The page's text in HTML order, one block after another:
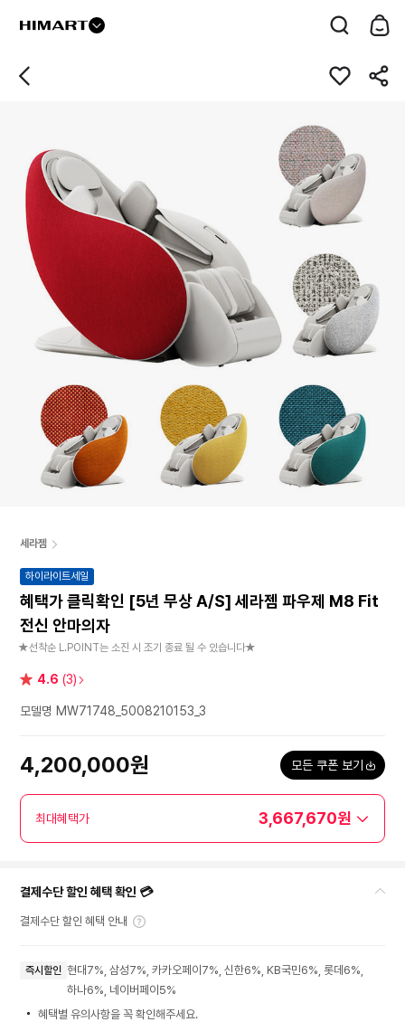
세라젬
하이라이트세일
혜택가 클릭확인 [5년 무상 A/S] 세라젬 파우제 M8 Fit
전신 안마의자
★선착순 L.POINT는 소진 시 조기 종료 될 수 있습니다★
별 4.6 (3)
모델명 MW71748_5008210153_3
4,200,000원 모든 쿠폰 보기
최대혜택가 3,667,670원
결제수단 할인 혜택 확인 💳
결제수단 할인 혜택 안내
즉시할인 현대7%, 삼성7%, 카카오페이7%, 신한6%, KB국민6%, 롯데6%,
하나6%, 네이버페이5%
혜택별 유의사항을 꼭 확인해주세요.